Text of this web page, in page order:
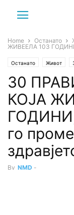
Home Останато
ЖИВЕЕЛА 103
Останато Живот
30
КОЈА
ГОДИНИ,
го
By NMD -